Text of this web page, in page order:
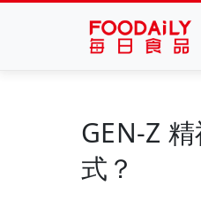
GEN-Z
式？